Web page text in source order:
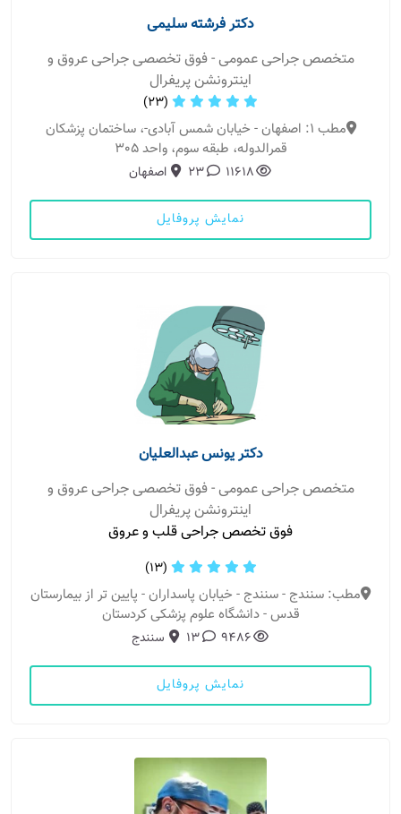
دکتر فرشته سلیمی
متخصص جراحی عمومی - فوق تخصصی جراحی عروق و
اینترونشن پریفرال
(23)
مطب 1: اصفهان - خیابان شمس آبادی-، ساختمان پزشکان
قمرالدوله، طبقه سوم، واحد 305
11618
23 اصفهان
نمایش پروفایل
دکتر یونس عبدالعلیان
متخصص جراحی عمومی - فوق تخصصی جراحی عروق و
اینترونشن پریفرال
فوق تخصص جراحی قلب و عروق
(13)
مطب: سنندج - سنندج - خیابان پاسداران - پایین تر از بیمارستان
قدس - دانشگاه علوم پزشکی کردستان
9486
13 سنندج
نمایش پروفایل